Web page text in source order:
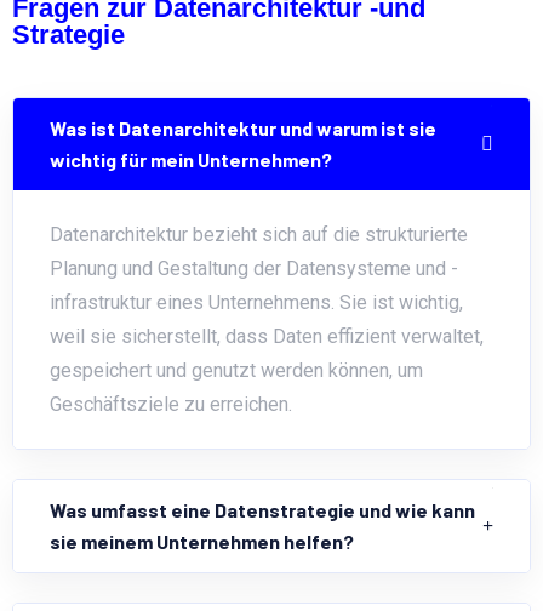
Fragen zur Datenarchitektur -und
Strategie
Was ist Datenarchitektur und warum ist sie
wichtig für mein Unternehmen?
Datenarchitektur bezieht sich auf die strukturierte
Planung und Gestaltung der Datensysteme und -
infrastruktur eines Unternehmens. Sie ist wichtig,
weil sie sicherstellt, dass Daten effizient verwaltet,
gespeichert und genutzt werden können, um
Geschäftsziele zu erreichen.
Was umfasst eine Datenstrategie und wie kann
sie meinem Unternehmen helfen?